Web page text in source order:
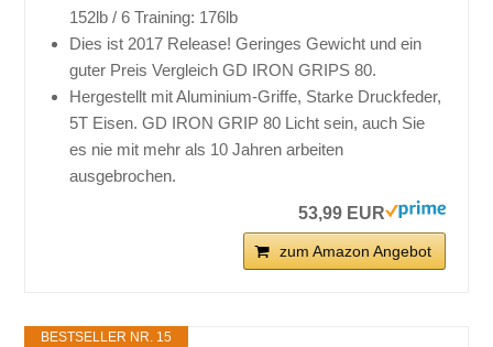
152lb / 6 Training: 176lb
Dies ist 2017 Release! Geringes Gewicht und ein
guter Preis Vergleich GD IRON GRIPS 80.
Hergestellt mit Aluminium-Griffe, Starke Druckfeder,
5T Eisen. GD IRON GRIP 80 Licht sein, auch Sie
es nie mit mehr als 10 Jahren arbeiten
ausgebrochen.
53,99 EUR
zum Amazon Angebot
BESTSELLER NR. 15